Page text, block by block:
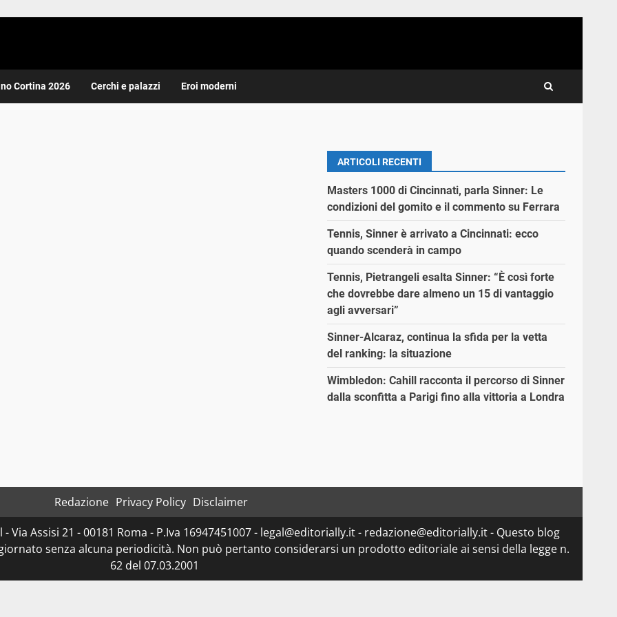
Cortina 2026 Cerchi e palazzi Eroi moderni
ARTICOLI RECENTI
Masters 1000 di Cincinnati, parla Sinner: Le
condizioni del gomito e il commento su Ferrara
Tennis, Sinner è arrivato a Cincinnati: ecco
quando scenderà in campo
Tennis, Pietrangeli esalta Sinner: “È così forte
che dovrebbe dare almeno un 15 di vantaggio
agli avversari”
Sinner-Alcaraz, continua la sfida per la vetta
del ranking: la situazione
Wimbledon: Cahill racconta il percorso di Sinner
dalla sconfitta a Parigi fino alla vittoria a Londra
Redazione Privacy Policy Disclaimer
Assisi 21 - 00181 Roma - P.Iva 16947451007 - legal@editorially.it - redazione@editorially.it - Questo blog
senza alcuna periodicità. Non può pertanto considerarsi un prodotto editoriale ai sensi della legge n.
62 del 07.03.2001